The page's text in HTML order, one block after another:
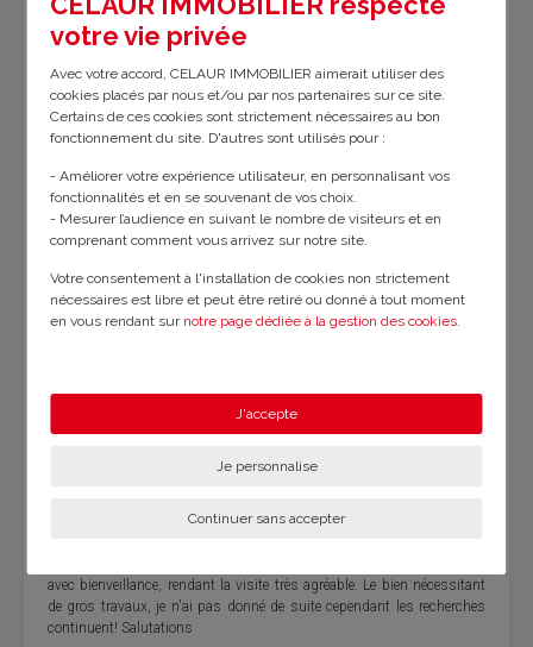
Surface habitable : 150 m²
Surface terrain : 1595 m² Mitoyenneté : Non
État du bien : A Restaurer
Estim. des frais de Notaire* :
- Les informations sur les risques auxquels ce bien est exposé sont disponibles
www.georisques.gouv.fr
- Le calcul des frais de notaire reste une estimation globale et non spécifique au
avec bienveillance, rendant la visite très agréable. Le bien nécessitant
de gros travaux, je n'ai pas donné de suite cependant les recherches
continuent! Salutations
votre vie privée
Avec votre accord, CELAUR IMMOBILIER aimerait utiliser des
cookies placés par nous et/ou par nos partenaires sur ce site.
Certains de ces cookies sont strictement nécessaires au bon
fonctionnement du site. D'autres sont utilisés pour :
- Améliorer votre expérience utilisateur, en personnalisant vos
fonctionnalités et en se souvenant de vos choix.
- Mesurer l’audience en suivant le nombre de visiteurs et en
comprenant comment vous arrivez sur notre site.
Votre consentement à l'installation de cookies non strictement
nécessaires est libre et peut être retiré ou donné à tout moment
en vous rendant sur notre page dédiée à la gestion des cookies
J'accepte
Je personnalise
Continuer sans accepter